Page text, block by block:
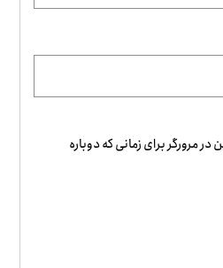
مرورگر برای زمانی که دوباره